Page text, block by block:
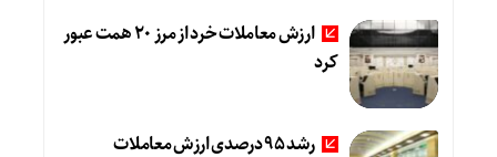
ارزش معاملات خرد از مرز 20 همت عبور
کرد
رشد 95 درصدی ارزش معاملات